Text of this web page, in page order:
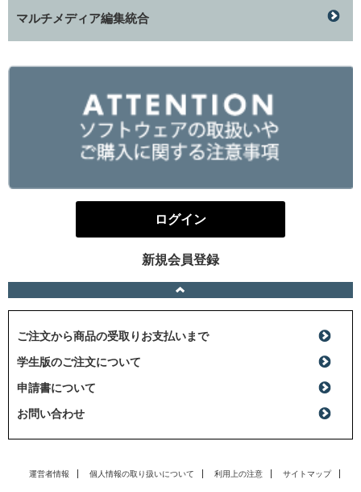
マルチメディア編集統合
ログイン
新規会員登録
ご注文から商品の受取りお支払いまで
学生版のご注文について
申請書について
お問い合わせ
運営者情報 個人情報の取り扱いについて 利用上の注意 サイトマップ